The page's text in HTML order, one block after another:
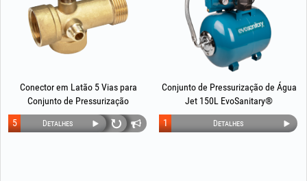
Conector em Latão 5 Vias para
Conjunto de Pressurização
Doméstico
Detalhes
5
Conjunto de Pressurização de Água
Jet 150L EvoSanitary®
Detalhes
1